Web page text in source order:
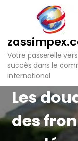
n
Votre passerelle
succès dans le
international
Les
des